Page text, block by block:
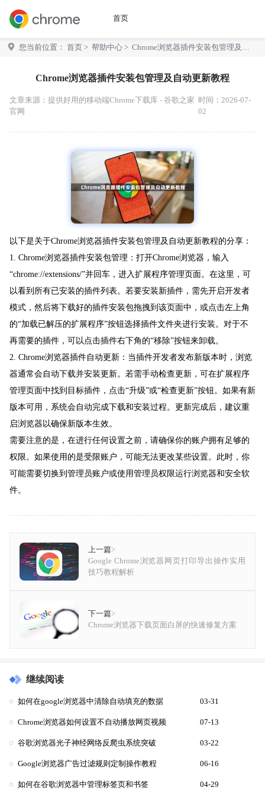
首页
您当前位置： 首页 > 帮助中心 > Chrome浏览器插件安装包管理及自
Chrome浏览器插件安装包管理及自动更新教程
文章来源： 提供好用的移动端Chrome下载库 - 谷歌之家
官网
时间：2026-07-
02
以下是关于Chrome浏览器插件安装包管理及自动更新教程的分享：
1. Chrome浏览器插件安装包管理：打开Chrome浏览器，输入
“chrome://extensions/”并回车，进入扩展程序管理页面。在这里，可
以看到所有已安装的插件列表。若要安装新插件，需先开启开发者
模式，然后将下载好的插件安装包拖拽到该页面中，或点击左上角
的“加载已解压的扩展程序”按钮选择插件文件夹进行安装。对于不
再需要的插件，可以点击插件右下角的“移除”按钮来卸载。
2. Chrome浏览器插件自动更新：当插件开发者发布新版本时，浏览
器通常会自动下载并安装更新。若需手动检查更新，可在扩展程序
管理页面中找到目标插件，点击“升级”或“检查更新”按钮。如果有新
版本可用，系统会自动完成下载和安装过程。更新完成后，建议重
启浏览器以确保新版本生效。
需要注意的是，在进行任何设置之前，请确保你的账户拥有足够的
权限。如果使用的是受限账户，可能无法更改某些设置。此时，你
可能需要切换到管理员账户或使用管理员权限运行浏览器和安全软
件。
上一篇>
Google Chrome浏览器网页打印导出操作实用
技巧教程解析
下一篇>
Chrome浏览器下载页面白屏的快速修复方案
继续阅读
如何在google浏览器中清除自动填充的数据 03-31
Chrome浏览器如何设置不自动播放网页视频 07-13
谷歌浏览器光子神经网络反爬虫系统突破 03-22
Google浏览器广告过滤规则定制操作教程 06-16
如何在谷歌浏览器中管理标签页和书签 04-29